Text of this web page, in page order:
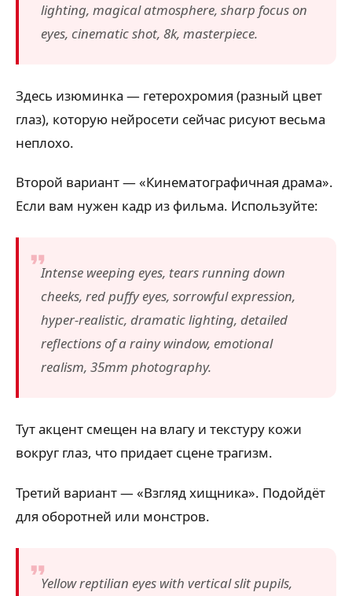
lighting, magical atmosphere, sharp focus on
eyes, cinematic shot, 8k, masterpiece.
Здесь изюминка — гетерохромия (разный цвет
глаз), которую нейросети сейчас рисуют весьма
неплохо.
Второй вариант — «Кинематографичная драма».
Если вам нужен кадр из фильма. Используйте:
Intense weeping eyes, tears running down
cheeks, red puffy eyes, sorrowful expression,
hyper-realistic, dramatic lighting, detailed
reflections of a rainy window, emotional
realism, 35mm photography.
Тут акцент смещен на влагу и текстуру кожи
вокруг глаз, что придает сцене трагизм.
Третий вариант — «Взгляд хищника». Подойдёт
для оборотней или монстров.
Yellow reptilian eyes with vertical slit pupils,